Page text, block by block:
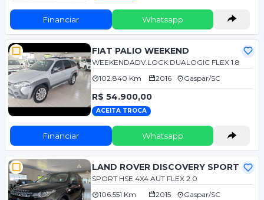
Financiar Whatsapp
FIAT PALIO WEEKEND
WEEKENDADV.LOCK.DUALOGIC FLEX 1.8
102.840 Km
2016 Gaspar/SC
R$ 54.900,00
ACEITA TROCA
Financiar Whatsapp
LAND ROVER DISCOVERY SPORT
SPORT HSE 4X4 AUT FLEX 2.0
106.551 Km
2015 Gaspar/SC